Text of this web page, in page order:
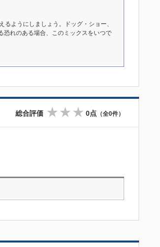
ようにしましょう。ドッグ・ショー、
恐れのある場合、このミックスをいつで
総合評価 0点 （全0件）